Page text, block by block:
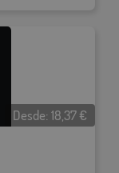
Desde:18,37€